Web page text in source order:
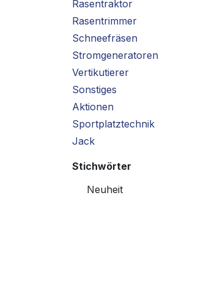
Rasentraktor
Rasentrimmer
Schneefräsen
Stromgeneratoren
Vertikutierer
Sonstiges
Aktionen
Sportplatztechnik
Jack
Stichwörter
Neuheit